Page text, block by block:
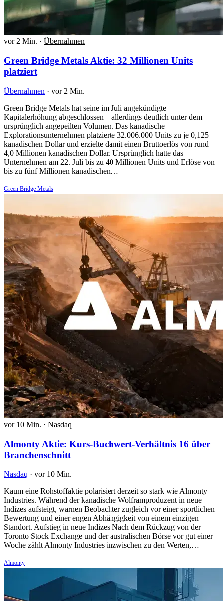
vor 2 Min. · Übernahmen
Green Bridge Metals Aktie: 32 Millionen Units
platziert
Übernahmen · vor 2 Min.
Green Bridge Metals hat seine im Juli angekündigte
Kapitalerhöhung abgeschlossen – allerdings deutlich unter dem
ursprünglich angepeilten Volumen. Das kanadische
Explorationsunternehmen platzierte 32.006.000 Units zu je 0,125
kanadischen Dollar und erzielte damit einen Bruttoerlös von rund
4,0 Millionen kanadischen Dollar. Ursprünglich hatte das
Unternehmen am 22. Juli bis zu 40 Millionen Units und Erlöse von
bis zu fünf Millionen kanadischen…
Green Bridge Metals
vor 10 Min. · Nasdaq
Almonty Aktie: Kurs-Buchwert-Verhältnis 16 über
Branchenschnitt
Nasdaq · vor 10 Min.
Kaum eine Rohstoffaktie polarisiert derzeit so stark wie Almonty
Industries. Während der kanadische Wolframproduzent in neue
Indizes aufsteigt, warnen Beobachter zugleich vor einer sportlichen
Bewertung und einer engen Abhängigkeit von einem einzigen
Standort. Aufstieg in neue Indizes Nach dem Rückzug von der
Toronto Stock Exchange und der australischen Börse vor gut einer
Woche zählt Almonty Industries inzwischen zu den Werten,…
Almonty